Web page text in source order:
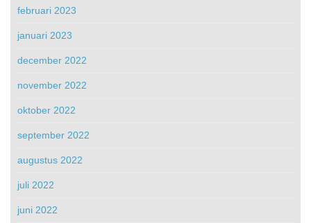
februari 2023
januari 2023
december 2022
november 2022
oktober 2022
september 2022
augustus 2022
juli 2022
juni 2022